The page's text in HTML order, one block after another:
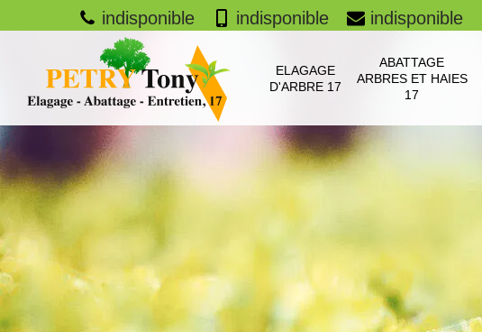
indisponible indisponible indisponible
ELAGAGE
D'ARBRE 17
ABATTAGE
ARBRES ET HAIES
17